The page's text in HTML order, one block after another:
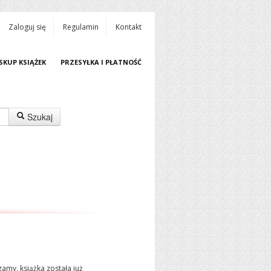
Zaloguj się Regulamin Kontakt
KSIĄŻEK PRZESYŁKA I PŁATNOŚĆ
Szukaj
książka została już